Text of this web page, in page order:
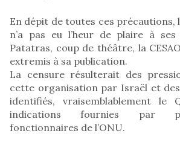
En dépit de toutes ces
n’a pas eu l’heur de plaire à ses
Patatras, coup de théâtre, la
extremis à sa publication.
La censure résulterait des
cette organisation par Israël et
identifiés, vraisemblablement le
indications fournies par
fonctionnaires de l’ONU.